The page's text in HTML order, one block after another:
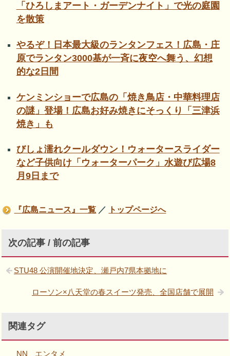
「ひろしまアート・ガーデンナイト」で光の庭園
を散策
やるぞ！日本最大級のランタンフェス！広島・庄
原でランタン3000基が一斉に夜空へ舞う、幻想
的な2日間
ケンミンショーで広島の「焼き鳥店・中華料理店
の謎」登場！広島お好み焼きにそっくり「三津浜
焼き」も
びしょ濡れクールダウン！ウォータースライダー
など子供向け「ウォーターパーク」水遊び広場8
月9日まで
『広島ニュース』一覧 ／ トップページへ
次の記事 / 前の記事
STU48 公演開催地決定、瀬戸内7県本拠地に
ローソン×八天堂の春スイーツ発売、全国店舗で展開
関連タグ
NN エンタメ